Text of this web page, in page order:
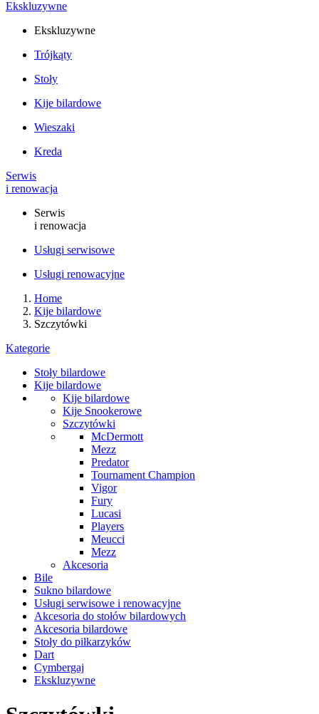
Ekskluzywne
Ekskluzywne
Trójkąty
Stoły
Kije bilardowe
Wieszaki
Kreda
Serwis
i renowacja
Serwis
i renowacja
Usługi serwisowe
Usługi renowacyjne
Home
Kije bilardowe
Szczytówki
Kategorie
Stoły bilardowe
Kije bilardowe
Kije bilardowe
Kije Snookerowe
Szczytówki
McDermott
Mezz
Predator
Tournament Champion
Vigor
Fury
Lucasi
Players
Meucci
Mezz
Akcesoria
Bile
Sukno bilardowe
Usługi serwisowe i renowacyjne
Akcesoria do stołów bilardowych
Akcesoria bilardowe
Stoły do piłkarzyków
Dart
Cymbergaj
Ekskluzywne